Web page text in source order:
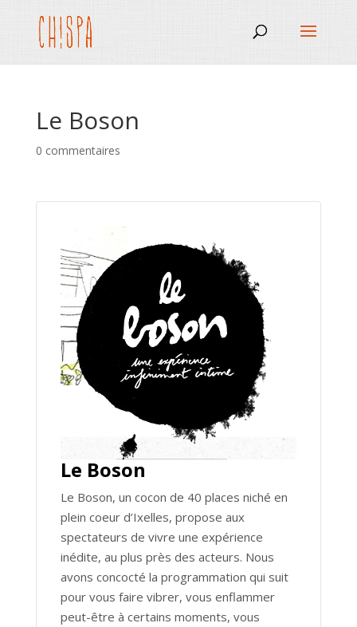
Le Boson
0 commentaires
Le Boson
Le Boson, un cocon de 40 places niché en
plein coeur d’Ixelles, propose aux
spectateurs de vivre une expérience
inédite, au plus près des acteurs. Nous
avons concocté la programmation qui suit
pour vous faire vibrer, vous enflammer
peut-être à certains moments, vous